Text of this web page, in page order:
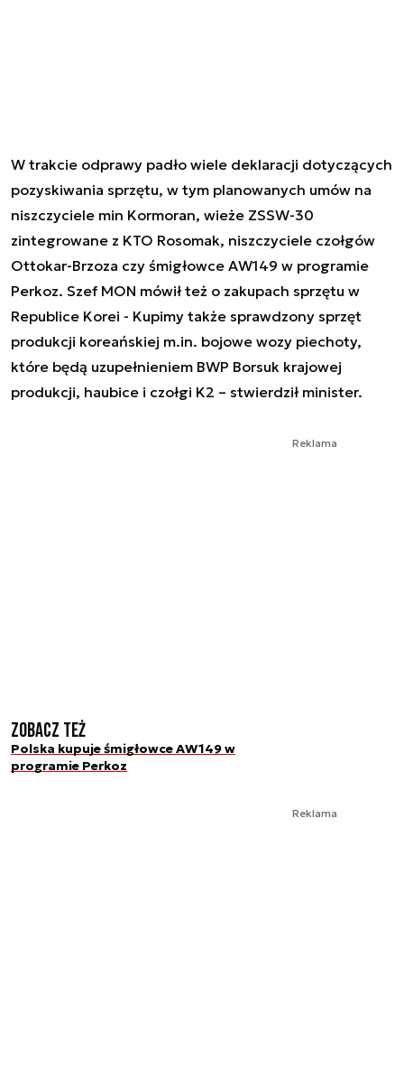
W trakcie odprawy padło wiele deklaracji dotyczących
pozyskiwania sprzętu, w tym planowanych umów na
niszczyciele min Kormoran, wieże ZSSW-30
zintegrowane z KTO Rosomak, niszczyciele czołgów
Ottokar-Brzoza czy śmigłowce AW149 w programie
Perkoz. Szef MON mówił też o zakupach sprzętu w
Republice Korei - Kupimy także sprawdzony sprzęt
produkcji koreańskiej m.in. bojowe wozy piechoty,
które będą uzupełnieniem BWP Borsuk krajowej
produkcji, haubice i czołgi K2 – stwierdził minister.
Reklama
Zobacz też
Polska kupuje śmigłowce AW149 w
programie Perkoz
Reklama